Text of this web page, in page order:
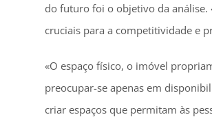
do futuro foi o objetivo da análise.
cruciais para a competitividade e
«O espaço físico, o imóvel
preocupar-se apenas em
criar espaços que permitam às